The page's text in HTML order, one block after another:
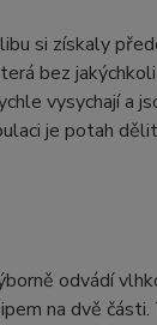
si získaly
bez
vysychají a
je potah
odvádí
na dvě